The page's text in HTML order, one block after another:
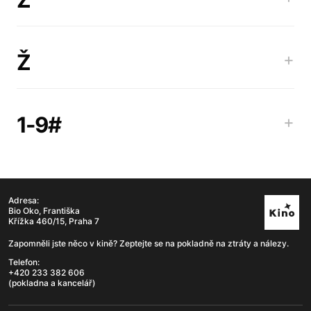
Ž +
1-9# +
Adresa:
Bio Oko, Františka
Křížka 460/15, Praha 7
Zapomněli jste něco v kině? Zeptejte se na pokladně na ztráty a nálezy.
Telefon:
+420 233 382 606
(pokladna a kancelář)